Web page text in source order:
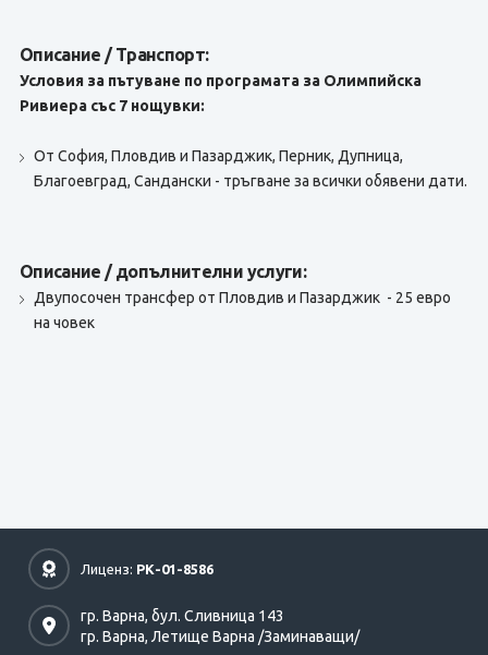
Описание / Транспорт:
Условия за пътуване по програмата за Олимпийска
Ривиера със 7 нощувки:
От София, Пловдив и Пазарджик, Перник, Дупница,
Благоевград, Сандански - тръгване за всички обявени дати.
Описание / допълнителни услуги:
Двупосочен трансфер от Пловдив и Пазарджик - 25 евро
на човек
Лиценз: РК-01-8586
гр. Варна, бул. Сливница 143
гр. Варна, Летище Варна /Заминаващи/